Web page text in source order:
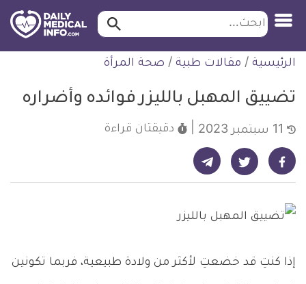
التخطي
للمحتوى
ابحث ابحث…
الرئيسية / مقالات طبية / صحة المرأة
تضييق المهبل بالليزر فوائده وأضراره
دقيقتان قراءة
شارك على فيسبوك - ديلي ميديكال انفو شارك على تويتر - ديلي ميديكال انفو شارك على تيليجرام - ديلي ميديكال انفو
إذا كنتِ قد خضعتِ لأكثر من ولادة طبيعية، فربما تكونين